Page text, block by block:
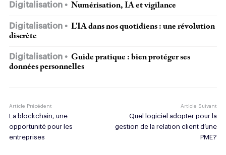
Digitalisation Numérisation, IA et vigilance
Digitalisation
L’IA dans nos quotidiens : une révolution
discrète
Digitalisation
Guide pratique : bien protéger ses
données personnelles
Article Précédent
La blockchain, une
opportunité pour les
entreprises
Article Suivant
Quel logiciel adopter pour la
gestion de la relation client d’une
PME ?